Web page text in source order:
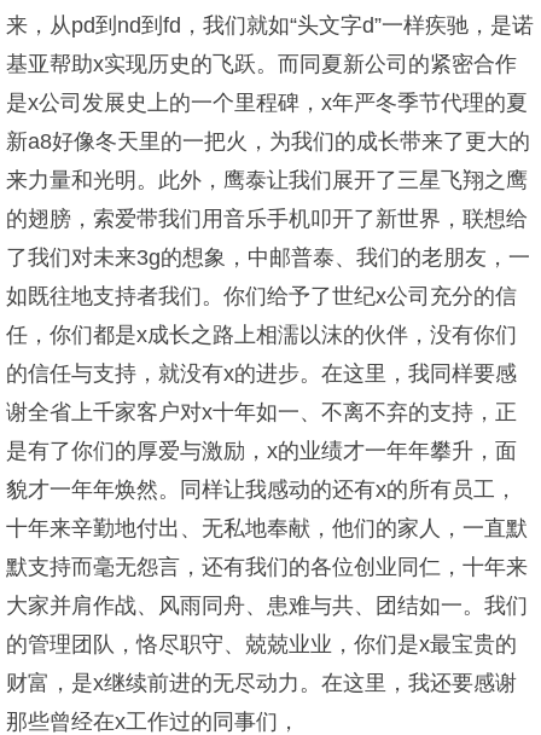
来，从pd到nd到fd，我们就如“头文字d”一样疾驰，是诺
基亚帮助x实现历史的飞跃。而同夏新公司的紧密合作
是x公司发展史上的一个里程碑，x年严冬季节代理的夏
新a8好像冬天里的一把火，为我们的成长带来了更大的
来力量和光明。此外，鹰泰让我们展开了三星飞翔之鹰
的翅膀，索爱带我们用音乐手机叩开了新世界，联想给
了我们对未来3g的想象，中邮普泰、我们的老朋友，一
如既往地支持者我们。你们给予了世纪x公司充分的信
任，你们都是x成长之路上相濡以沫的伙伴，没有你们
的信任与支持，就没有x的进步。在这里，我同样要感
谢全省上千家客户对x十年如一、不离不弃的支持，正
是有了你们的厚爱与激励，x的业绩才一年年攀升，面
貌才一年年焕然。同样让我感动的还有x的所有员工，
十年来辛勤地付出、无私地奉献，他们的家人，一直默
默支持而毫无怨言，还有我们的各位创业同仁，十年来
大家并肩作战、风雨同舟、患难与共、团结如一。我们
的管理团队，恪尽职守、兢兢业业，你们是x最宝贵的
财富，是x继续前进的无尽动力。在这里，我还要感谢
那些曾经在x工作过的同事们，